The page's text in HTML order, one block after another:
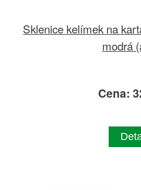
Sklenice kelímek na
modrá
Cena: